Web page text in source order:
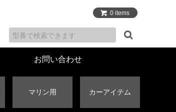
0 items
お問い合わせ
マリン用 カーアイテム